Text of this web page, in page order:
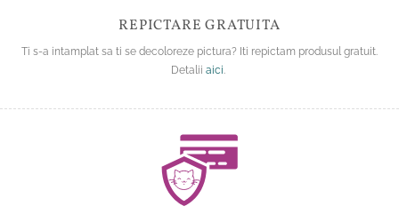
REPICTARE GRATUITA
Ti s-a intamplat sa ti se decoloreze pictura? Iti repictam produsul gratuit.
Detalii aici.